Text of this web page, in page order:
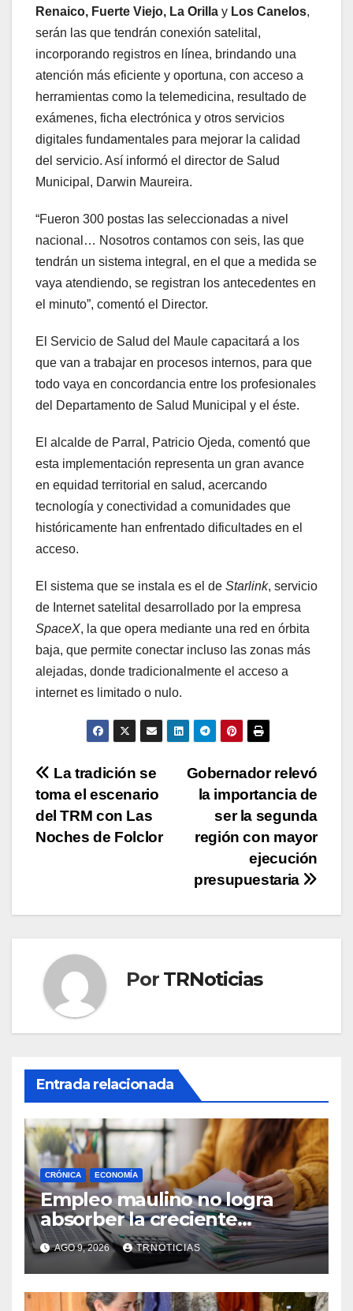
Renaico, Fuerte Viejo, La Orilla y Los Canelos,
serán las que tendrán conexión satelital,
incorporando registros en línea, brindando una
atención más eficiente y oportuna, con acceso a
herramientas como la telemedicina, resultado de
exámenes, ficha electrónica y otros servicios
digitales fundamentales para mejorar la calidad
del servicio. Así informó el director de Salud
Municipal, Darwin Maureira.
“Fueron 300 postas las seleccionadas a nivel
nacional… Nosotros contamos con seis, las que
tendrán un sistema integral, en el que a medida se
vaya atendiendo, se registran los antecedentes en
el minuto”, comentó el Director.
El Servicio de Salud del Maule capacitará a los
que van a trabajar en procesos internos, para que
todo vaya en concordancia entre los profesionales
del Departamento de Salud Municipal y el éste.
El alcalde de Parral, Patricio Ojeda, comentó que
esta implementación representa un gran avance
en equidad territorial en salud, acercando
tecnología y conectividad a comunidades que
históricamente han enfrentado dificultades en el
acceso.
El sistema que se instala es el de Starlink, servicio
de Internet satelital desarrollado por la empresa
SpaceX, la que opera mediante una red en órbita
baja, que permite conectar incluso las zonas más
alejadas, donde tradicionalmente el acceso a
internet es limitado o nulo.
Navegación
de
entradas
Gobernador relevó
la importancia de
ser la segunda
región con mayor
ejecución
presupuestaria
La tradición se
toma el escenario
del TRM con Las
Noches de Folclor
Por TRNoticias
Entrada relacionada
CRÓNICA ECONOMÍA
Empleo maulino no logra
absorber la creciente
demanda por trabajo
AGO 9, 2026 TRNOTICIAS